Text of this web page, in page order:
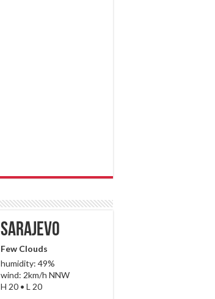
Sarajevo
Few Clouds
humidity: 49%
wind: 2km/h NNW
H 20 • L 20